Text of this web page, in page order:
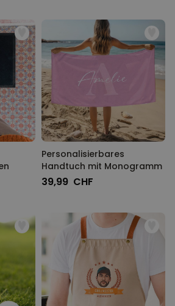
Personalisierbares
Handtuch mit Monogramm
39,99 CHF